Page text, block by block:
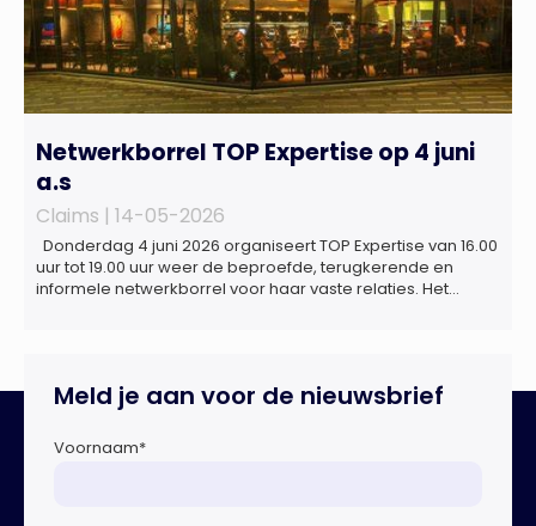
Netwerkborrel TOP Expertise op 4 juni
a.s
Claims | 14-05-2026
Donderdag 4 juni 2026 organiseert TOP Expertise van 16.00
uur tot 19.00 uur weer de beproefde, terugkerende en
informele netwerkborrel voor haar vaste relaties. Het
Meld je aan voor de nieuwsbrief
Voornaam*